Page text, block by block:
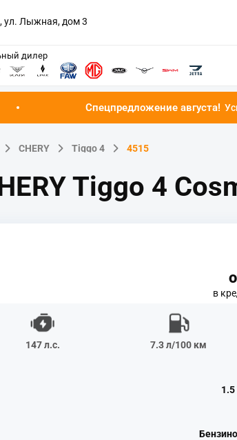
ул. Лыжная, дом 3
дилер
августа!Успейте купить
CHERY Tiggo 4 4515
Tiggo 4
в
147 л.с. 7.3 л/100 км
1.5